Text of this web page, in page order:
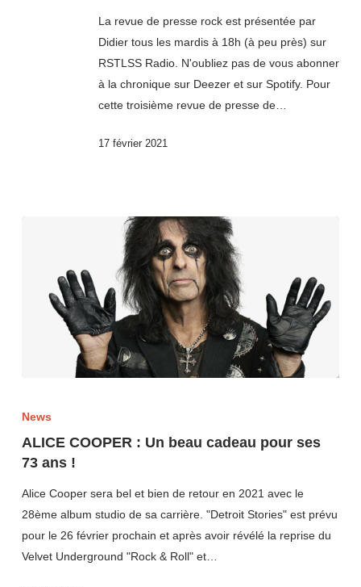
La revue de presse rock est présentée par
Didier tous les mardis à 18h (à peu près) sur
RSTLSS Radio. N'oubliez pas de vous abonner
à la chronique sur Deezer et sur Spotify. Pour
cette troisième revue de presse de…
17 février 2021
News
ALICE COOPER : Un beau cadeau pour ses
73 ans !
Alice Cooper sera bel et bien de retour en 2021 avec le
28ème album studio de sa carrière. "Detroit Stories" est prévu
pour le 26 février prochain et après avoir révélé la reprise du
Velvet Underground "Rock & Roll" et…